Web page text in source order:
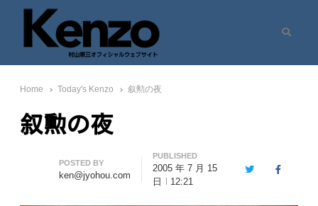
七転八起 – 村山憲三 Official Site
村山憲三ウェブサイト
Home Today's Kenzo 叙勲の夜
叙勲の夜
Author
POSTED BY
ken@jyohou.com
PUBLISHED
2005 年 7 月 15
日
12:21
TwitterFacebook